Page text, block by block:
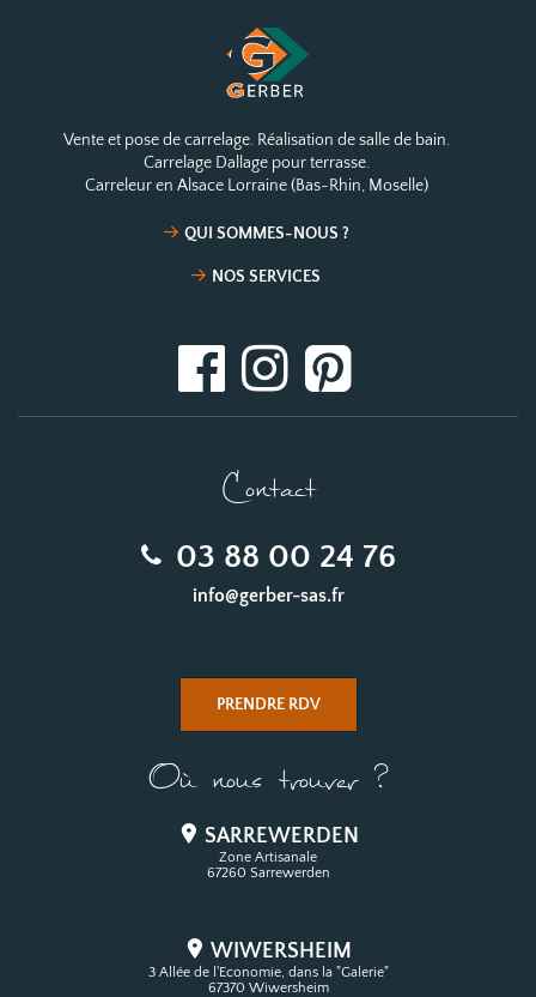
Vente et pose de carrelage. Réalisation de salle de bain.
Carrelage Dallage pour terrasse.
Carreleur en Alsace Lorraine (Bas-Rhin, Moselle)
QUI SOMMES-NOUS ?
NOS SERVICES
Contact
03 88 00 24 76
info@gerber-sas.fr
PRENDRE RDV
Où nous trouver ?
SARREWERDEN
Zone Artisanale
67260 Sarrewerden
WIWERSHEIM
3 Allée de l'Economie, dans la "Galerie"
67370 Wiwersheim